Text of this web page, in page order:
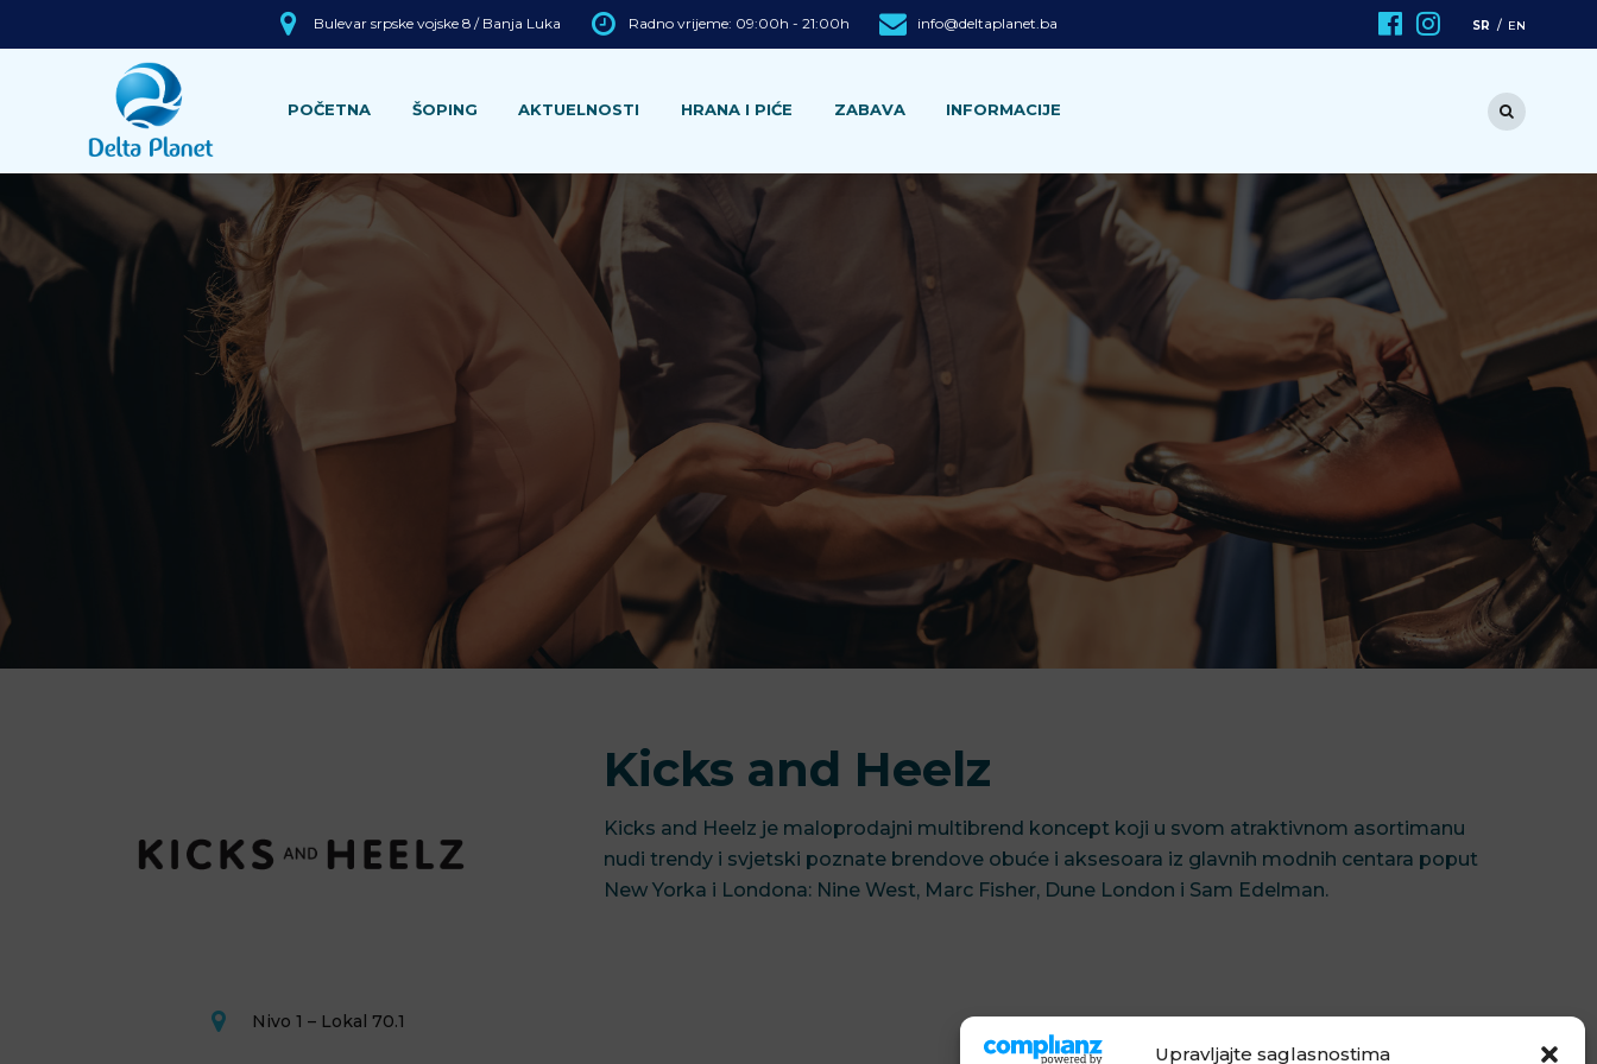
Upravljajte saglasnostima
Bulevar srpske vojske 8 / Banja Luka Radno vrijeme: 09:00h - 21:00h info@deltaplanet.ba SR EN
POČETNA ŠOPING AKTUELNOSTI HRANA I PIĆE ZABAVA INFORMACIJE
Nivo 1 – Lokal 70.1
Kicks and Heelz
Kicks and Heelz je maloprodajni multibrend koncept koji u svom atraktivnom asortimanu
nudi trendy i svjetski poznate brendove obuće i aksesoara iz glavnih modnih centara poput
New Yorka i Londona: Nine West, Marc Fisher, Dune London i Sam Edelman.